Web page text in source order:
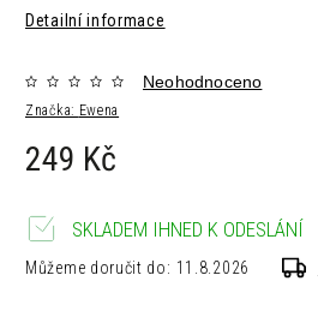
Detailní informace
Značka: Ewena
Neohodnoceno
249 Kč
SKLADEM IHNED K ODESLÁNÍ
Můžeme doručit do: 11.8.2026